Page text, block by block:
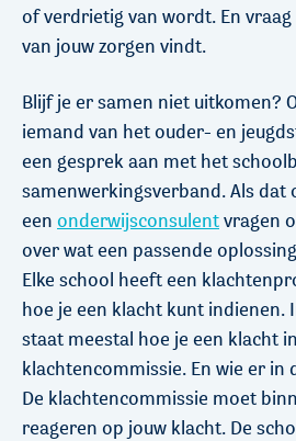
of verdrietig van wordt. En
van jouw zorgen vindt.
Blijf je er samen niet uitkomen?
iemand van het ouder- en
een gesprek aan met het
samenwerkingsverband. Als dat
een onderwijsconsulentvragen
over wat een passende
Elke school heeft een
hoe je een klacht kunt indienen.
staat meestal hoe je een klacht
klachtencommissie. En wie er in
De klachtencommissie moet
reageren op jouw klacht. De